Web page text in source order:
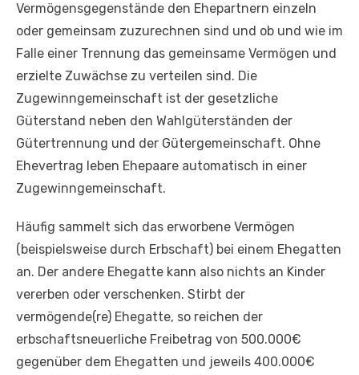
Vermögensgegenstände den Ehepartnern einzeln
oder gemeinsam zuzurechnen sind und ob und wie im
Falle einer Trennung das gemeinsame Vermögen und
erzielte Zuwächse zu verteilen sind. Die
Zugewinngemeinschaft ist der gesetzliche
Güterstand neben den Wahlgüterständen der
Gütertrennung und der Gütergemeinschaft. Ohne
Ehevertrag leben Ehepaare automatisch in einer
Zugewinngemeinschaft.
Häufig sammelt sich das erworbene Vermögen
(beispielsweise durch Erbschaft) bei einem Ehegatten
an. Der andere Ehegatte kann also nichts an Kinder
vererben oder verschenken. Stirbt der
vermögende(re) Ehegatte, so reichen der
erbschaftsneuerliche Freibetrag von 500.000€
gegenüber dem Ehegatten und jeweils 400.000€